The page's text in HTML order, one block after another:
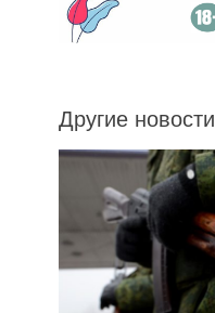
Другие новости